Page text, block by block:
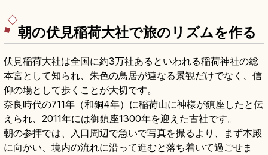
朝の伏見稲荷大社で旅のリズムを作る
伏見稲荷大社は全国に約3万社あるといわれる稲荷神社の総
本宮として知られ、朱色の鳥居が連なる景観だけでなく、信
仰の場として歩くことが大切です。
奈良時代の711年（和銅4年）に稲荷山に神様が鎮座したと伝
えられ、2011年には御鎮座1300年を迎えた古社です。
朝の参拝では、入口周辺で急いで写真を撮るより、まず本殿
に向かい、境内の流れに沿って進むと落ち着いて過ごせま